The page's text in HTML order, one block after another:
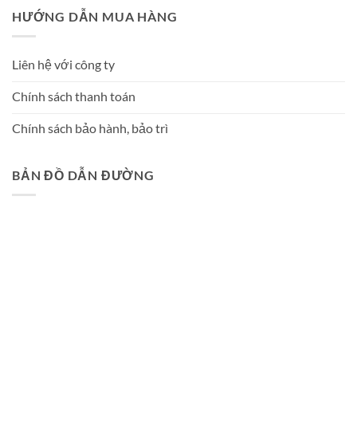
HƯỚNG DẪN MUA HÀNG
Liên hệ với công ty
Chính sách thanh toán
Chính sách bảo hành, bảo trì
BẢN ĐỒ DẪN ĐƯỜNG